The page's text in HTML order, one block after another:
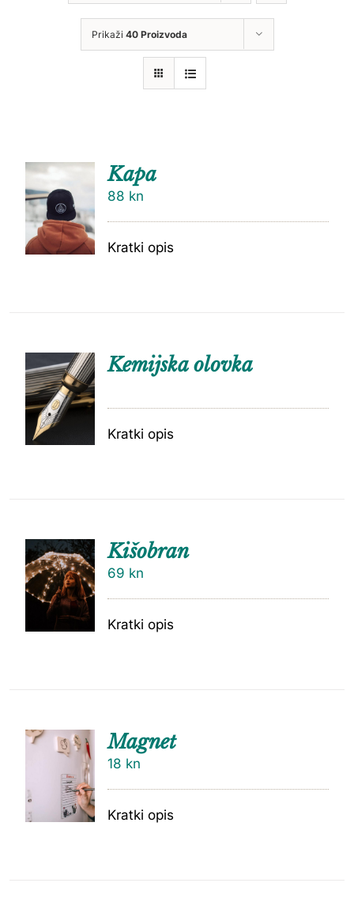
Prikaži 40 Proizvoda
KOŠARI
CU
Kapa
88 kn
Kratki opis
Kemijska olovka
Kratki opis
DODAJ
U
KOŠARI
Kišobran
69 kn
Kratki opis
DODAJ
Magnet
18 kn
Kratki opis